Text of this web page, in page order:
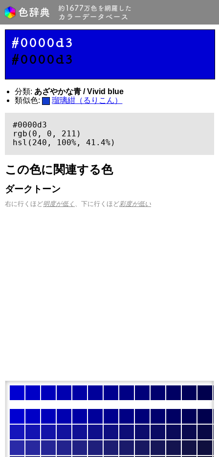
#0000d3
#0000d3
分類: あざやかな青 / Vivid blue
類似色:
瑠璃紺（るりこん）
#0000d3
rgb(0, 0, 211)
hsl(240, 100%, 41.4%)
この色に関連する色
ダークトーン
右に行くほど明度が低く 、下に行くほど彩度が低い